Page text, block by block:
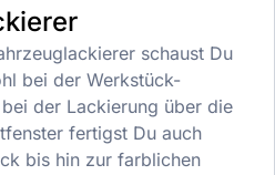
schaust Du
bei der Werkstück-
der Lackierung über die
fertigst Du auch
bis hin zur farblichen